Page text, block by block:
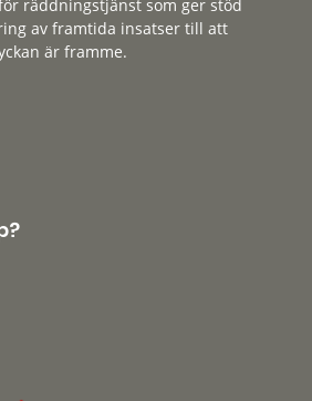
räddningstjänst som ger stöd
av framtida insatser till att
är framme.